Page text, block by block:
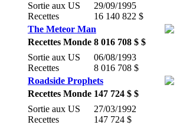
Sortie aux US
Recettes
29/09/1995
16 140 822 $
The Meteor Man
Recettes Monde 8 016 708 $ $
Sortie aux US
Recettes
06/08/1993
8 016 708 $
Roadside Prophets
Recettes Monde 147 724 $ $
Sortie aux US
Recettes
27/03/1992
147 724 $